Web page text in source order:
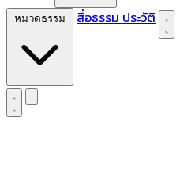
สื่อธรรม ประวัติ